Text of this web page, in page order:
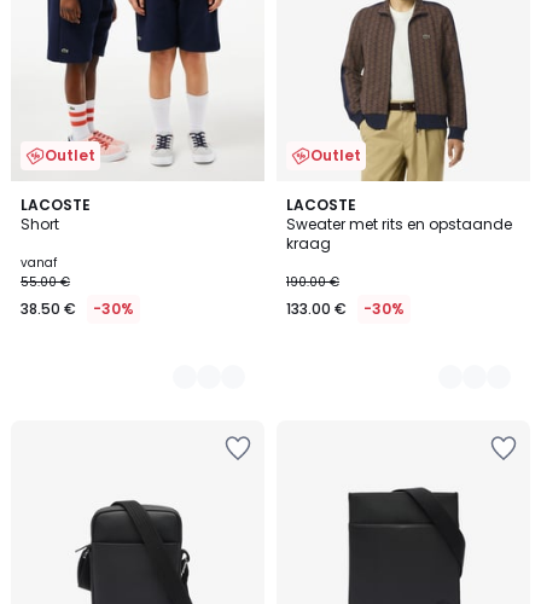
Outlet
LACOSTE
Short
vanaf
55.00 €
38.50 € -30%
2
Kleuren
Outlet
LACOSTE
Sweater met rits en opstaande
kraag
190.00 €
133.00 € -30%
2
Kleuren